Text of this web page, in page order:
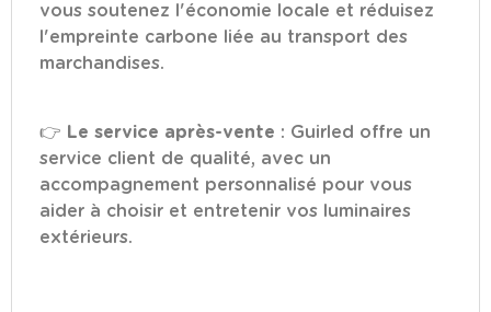
vous soutenez l'économie locale et réduisez
l'empreinte carbone liée au transport des
marchandises.
👉 Le service après-vente : Guirled offre un
service client de qualité, avec un
accompagnement personnalisé pour vous
aider à choisir et entretenir vos luminaires
extérieurs.